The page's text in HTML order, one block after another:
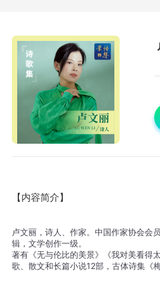
【内容简介】
卢文丽，诗人、作家。中国作家协会会
辑，文学创作一级。
著有《无与伦比的美景》《我对美看
歌、散文和长篇小说12部，古体诗集《